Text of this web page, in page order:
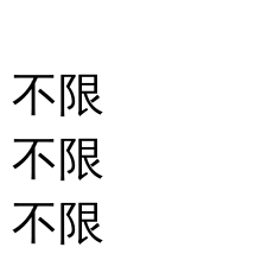
不限
不限
不限